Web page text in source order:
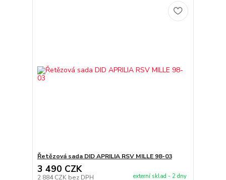
Řetězová sada DID APRILIA RSV MILLE 98-03
3 490 CZK
2 884 CZK bez DPH externí sklad - 2 dny